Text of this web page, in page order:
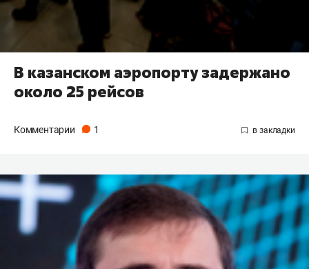
В казанском аэропорту задержано
около 25 рейсов
Комментарии 1